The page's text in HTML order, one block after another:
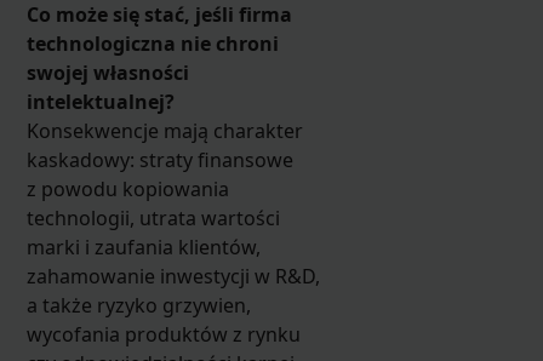
Co może się stać, jeśli firma
technologiczna nie chroni
swojej własności
intelektualnej?
Konsekwencje mają charakter
kaskadowy: straty finansowe
z powodu kopiowania
technologii, utrata wartości
marki i zaufania klientów,
zahamowanie inwestycji w R&D,
a także ryzyko grzywien,
wycofania produktów z rynku